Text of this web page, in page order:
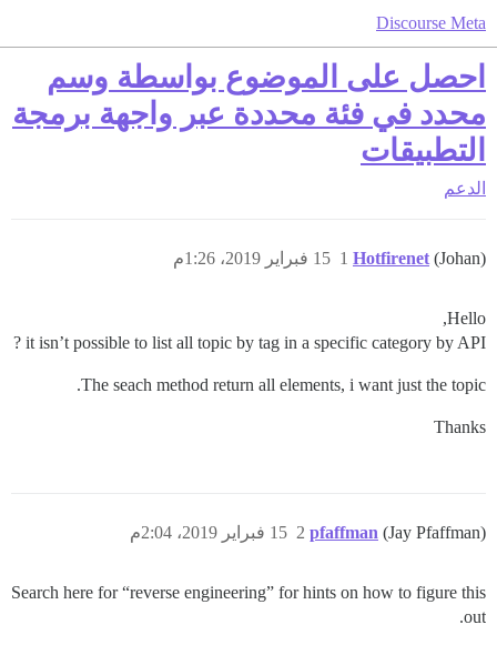
Discourse Meta
احصل على الموضوع بواسطة وسم
محدد في فئة محددة عبر واجهة برمجة
التطبيقات
الدعم
Hotfirenet (Johan) 15 فبراير 2019، 1:26م 1
Hello,
it isn’t possible to list all topic by tag in a specific category by API ?
The seach method return all elements, i want just the topic.
Thanks
pfaffman (Jay Pfaffman) 15 فبراير 2019، 2:04م 2
Search here for “reverse engineering” for hints on how to figure this
out.